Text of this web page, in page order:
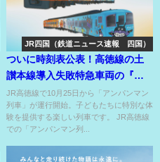
JR四国（鉄道ニュース速報 四国）
ついに時刻表公表！高徳線の土
讃本線導入失敗特急車両の『ア
ンパンマン列車』！
JR高徳線で10月25日から「アンパンマン
列車」が運行開始。子どもたちに特別な体
験を提供する楽しい列車です。 JR高徳線
での「アンパンマン列...